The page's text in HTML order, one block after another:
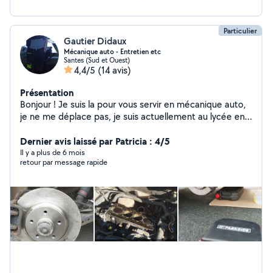
Particulier
Gautier Didaux
Mécanique auto - Entretien etc
Santes (Sud et Ouest)
4,4/5 (14 avis)
Présentation
Bonjour ! Je suis la pour vous servir en mécanique auto,
je ne me déplace pas, je suis actuellement au lycée en
pro, je propose ainsi ; vidange et différent filtre, freins,
etc n'hésitez pas à me contacter A bientôt
Dernier avis laissé par Patricia : 4/5
Il y a plus de 6 mois
retour par message rapide